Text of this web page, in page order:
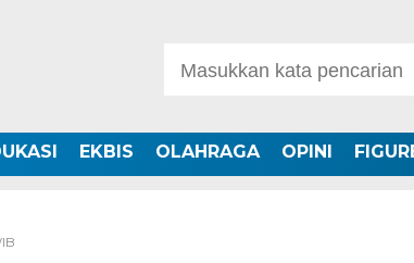
EKBIS OLAHRAGA OPINI